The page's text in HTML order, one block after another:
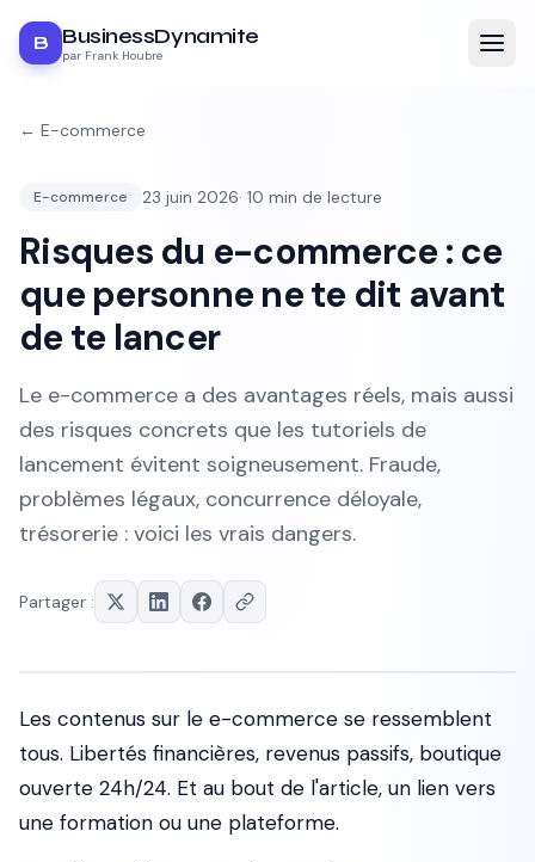
B BusinessDynamite
par Frank Houbre
← E-commerce
E-commerce 23 juin 2026· 10 min de lecture
Risques du e-commerce : ce
que personne ne te dit avant
de te lancer
Le e-commerce a des avantages réels, mais aussi
des risques concrets que les tutoriels de
lancement évitent soigneusement. Fraude,
problèmes légaux, concurrence déloyale,
trésorerie : voici les vrais dangers.
Partager :
Les contenus sur le e-commerce se ressemblent
tous. Libertés financières, revenus passifs, boutique
ouverte 24h/24. Et au bout de l'article, un lien vers
une formation ou une plateforme.